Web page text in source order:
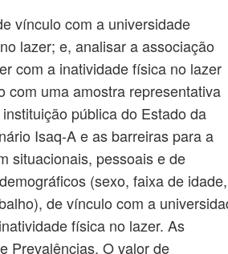
vínculo com a universidade
lazer; e, analisar a associação
com a inatividade física no lazer
com uma amostra representativa
pública do Estado da
Isaq-A e as barreiras para a
situacionais, pessoais e de
(sexo, faixa de idade,
de vínculo com a
física no lazer. As
Prevalências. O valor de